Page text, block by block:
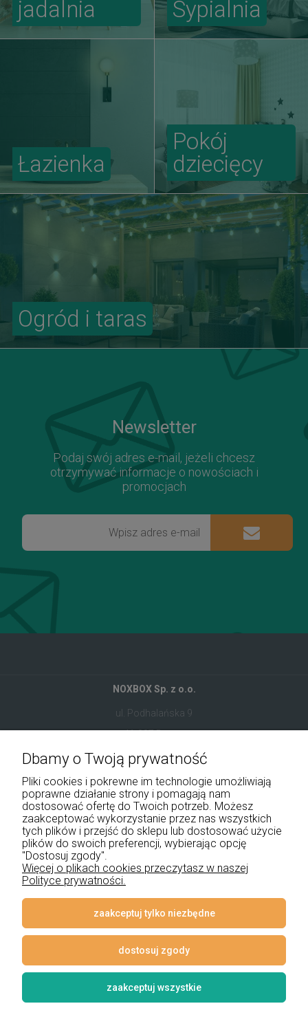
jadalnia
Sypialnia
Ogród i taras
Łazienka
Pokój
dziecięcy
Newsletter
Podaj swój adres e-mail, jeżeli chcesz
otrzymywać informacje o nowościach i
promocjach
NOXBOX Sp. z o.o.
ul. Podhalańska 9
41-907 Bytom
+48 534 555 344
sklep@noxbox.pl
Pomoc
Płatności i dostawa
Informacje
Dbamy o Twoją prywatność
Pliki cookies i pokrewne im technologie umożliwiają
poprawne działanie strony i pomagają nam
dostosować ofertę do Twoich potrzeb. Możesz
zaakceptować wykorzystanie przez nas wszystkich
tych plików i przejść do sklepu lub dostosować użycie
plików do swoich preferencji, wybierając opcję
"Dostosuj zgody".
Więcej o plikach cookies przeczytasz w naszej
Polityce prywatności.
zaakceptuj tylko niezbędne
dostosuj zgody
zaakceptuj wszystkie